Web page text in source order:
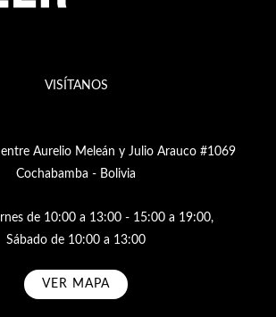
VISÍTANOS
Aurelio Meleán y Julio Arauco #1069
Cochabamba - Bolivia
de 10:00 a 13:00 - 15:00 a 19:00,
Sábado de 10:00 a 13:00
VER MAPA